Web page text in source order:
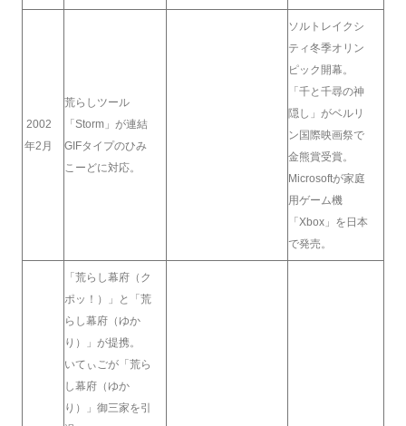
2002
年2月
荒らしツール
「Storm」が連結
GIFタイプのひみ
こーどに対応。
ソルトレイクシ
ティ冬季オリン
ピック開幕。
「千と千尋の神
隠し」がベルリ
ン国際映画祭で
金熊賞受賞。
Microsoftが家庭
用ゲーム機
「Xbox」を日本
で発売。
「荒らし幕府（ク
ポッ！）」と「荒
らし幕府（ゆか
り）」が提携。
いてぃごが「荒ら
し幕府（ゆか
り）」御三家を引